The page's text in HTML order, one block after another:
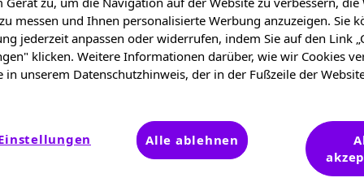
Arthritis – Rheuma-
rheumatoider Arthritis
messen und Ihnen personalisierte Werbung anzuzeigen. Sie
jederzeit anpassen oder widerrufen, indem Sie auf den Link
klicken. Weitere Informationen darüber, wie wir Cookies
in unserem Datenschutzhinweis, der in der Fußzeile der
Alle ablehnen